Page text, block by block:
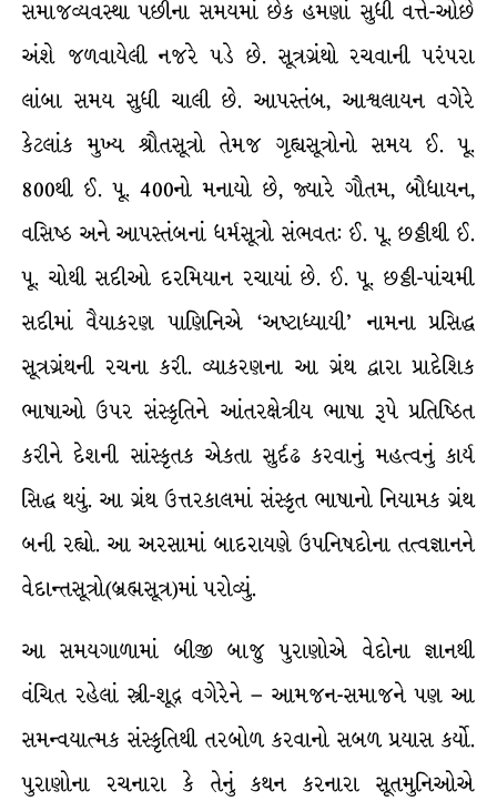
સમાજવ્યવસ્થા પછીના સમયમાં છેક હમણાં સુધી વત્તે-ઓછે
અંશે જળવાયેલી નજરે પડે છે. સૂત્રગ્રંથો રચવાની પરંપરા
લાંબા સમય સુધી ચાલી છે. આપસ્તંબ, આશ્વલાયન વગેરે
કેટલાંક મુખ્ય શ્રૌતસૂત્રો તેમજ ગૃહ્યસૂત્રોનો સમય ઈ. પૂ.
800થી ઈ. પૂ. 400નો મનાયો છે, જ્યારે ગૌતમ, બૌધાયન,
વસિષ્ઠ અને આપસ્તંબનાં ધર્મસૂત્રો સંભવત: ઈ. પૂ. છઠ્ઠીથી ઈ.
પૂ. ચોથી સદીઓ દરમિયાન રચાયાં છે. ઈ. પૂ. છઠ્ઠી-પાંચમી
સદીમાં વૈયાકરણ પાણિનિએ ‘અષ્ટાધ્યાયી’ નામના પ્રસિદ્ધ
સૂત્રગ્રંથની રચના કરી. વ્યાકરણના આ ગ્રંથ દ્વારા પ્રાદેશિક
ભાષાઓ ઉપર સંસ્કૃતિને આંતરક્ષેત્રીય ભાષા રૂપે પ્રતિષ્ઠિત
કરીને દેશની સાંસ્કૃતક એકતા સુર્દઢ કરવાનું મહત્વનું કાર્ય
સિદ્ધ થયું. આ ગ્રંથ ઉત્તરકાલમાં સંસ્કૃત ભાષાનો નિયામક ગ્રંથ
બની રહ્યો. આ અરસામાં બાદરાયણે ઉપનિષદોના તત્વજ્ઞાનને
વેદાન્તસૂત્રો(બ્રહ્મસૂત્ર)માં પરોવ્યું.
આ સમયગાળામાં બીજી બાજુ પુરાણોએ વેદોના જ્ઞાનથી
વંચિત રહેલાં સ્ત્રી-શૂદ્ર વગેરેને – આમજન-સમાજને પણ આ
સમન્વયાત્મક સંસ્કૃતિથી તરબોળ કરવાનો સબળ પ્રયાસ કર્યો.
પુરાણોના રચનારા કે તેનું કથન કરનારા સૂતમુનિઓએ